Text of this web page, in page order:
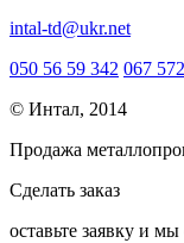
intal-td@ukr.net
050 56 59 342 067
© Интал, 2014
Продажа
Сделать заказ
оcтавьте заявку и